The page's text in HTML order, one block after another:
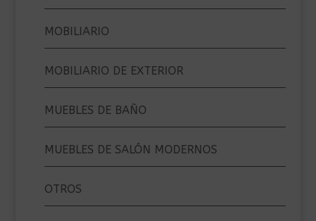
MOBILIARIO
MOBILIARIO DE EXTERIOR
MUEBLES DE BAÑO
MUEBLES DE SALÓN MODERNOS
OTROS